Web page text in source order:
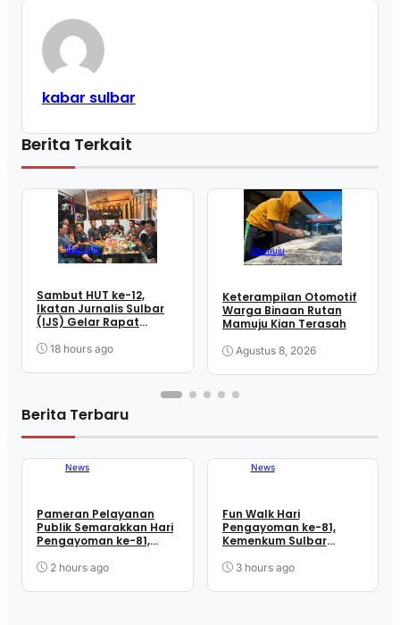
kabar sulbar
Berita Terkait
Mamuju
Sambut HUT ke-12,
Ikatan Jurnalis Sulbar
(IJS) Gelar Rapat
Panitia
18 hours ago
Mamuju
Keterampilan Otomotif
Warga Binaan Rutan
Mamuju Kian Terasah
Agustus 8, 2026
Berita Terbaru
News
Pameran Pelayanan
Publik Semarakkan Hari
Pengayoman ke-81,
Dekatkan Layanan ke
2 hours ago
News
Fun Walk Hari
Pengayoman ke-81,
Kemenkum Sulbar
Perkuat Kebersamaan
3 hours ago